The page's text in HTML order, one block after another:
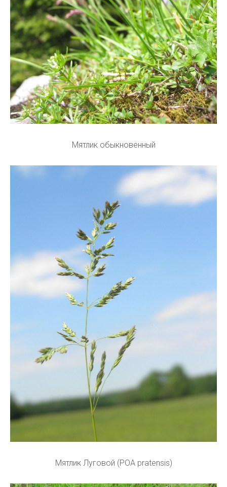
Мятлик обыкновенный
Мятлик Луговой (POA pratensis)